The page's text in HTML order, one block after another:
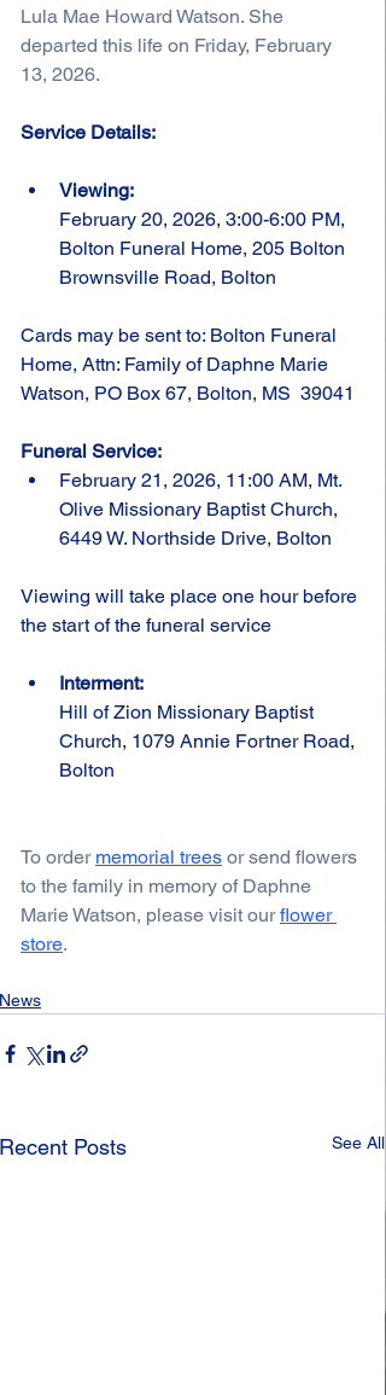
Lula Mae Howard Watson. She
departed this life on Friday, February
13, 2026.
Service Details:
Viewing:
February 20, 2026, 3:00-6:00 PM,
Bolton Funeral Home, 205 Bolton
Brownsville Road, Bolton
Cards may be sent to: Bolton Funeral
Home, Attn: Family of Daphne Marie
Watson, PO Box 67, Bolton, MS  39041
Funeral Service:
February 21, 2026, 11:00 AM, Mt.
Olive Missionary Baptist Church,
6449 W. Northside Drive, Bolton
Viewing will take place one hour before
the start of the funeral service
Interment:
Hill of Zion Missionary Baptist
Church, 1079 Annie Fortner Road,
Bolton
To order memorial trees or send flowers
to the family in memory of Daphne
Marie Watson, please visit our flower
store.
News
Recent Posts See All